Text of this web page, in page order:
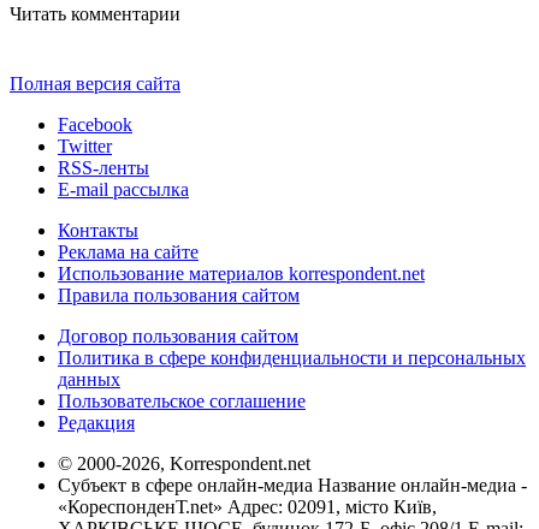
Читать комментарии
Полная версия сайта
Facebook
Twitter
RSS-ленты
E-mail рассылка
Контакты
Реклама на сайте
Использование материалов korrespondent.net
Правила пользования сайтом
Договор пользования сайтом
Политика в сфере конфиденциальности и персональных
данных
Пользовательское соглашение
Редакция
© 2000-2026, Korrespondent.net
Субъект в сфере онлайн-медиа Название онлайн-медиа -
«КореспонденТ.net» Адрес: 02091, місто Київ,